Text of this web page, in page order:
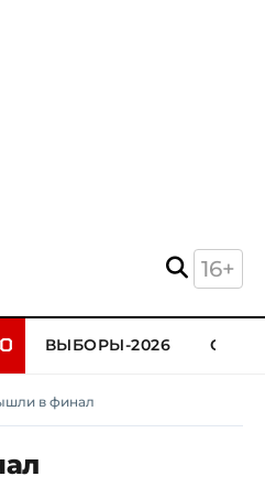
16+
ВЫБОРЫ-2026
в финал